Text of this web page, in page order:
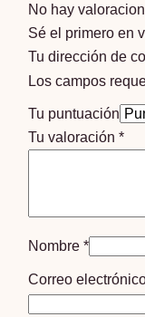
No hay
Sé el primero en
Tu dirección de
Los campos
Tu puntuación
Tu valoración*
Nombre*
Correo